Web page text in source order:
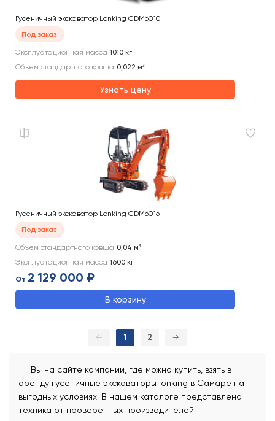
Гусеничный экскаватор Lonking CDM6010
Под заказ
Эксплуатационная масса 1010 кг
Объем стандартного ковша 0,022 м³
Узнать цену
Гусеничный экскаватор Lonking CDM6016
Под заказ
Объем стандартного ковша 0,04 м³
Эксплуатационная масса 1600 кг
От 2 129 000 ₽
В корзину
← 1 2 →
Вы на сайте компании, где можно купить, взять в
аренду гусеничные экскаваторы lonking в Самаре на
выгодных условиях. В нашем каталоге представлена
техника от проверенных производителей.